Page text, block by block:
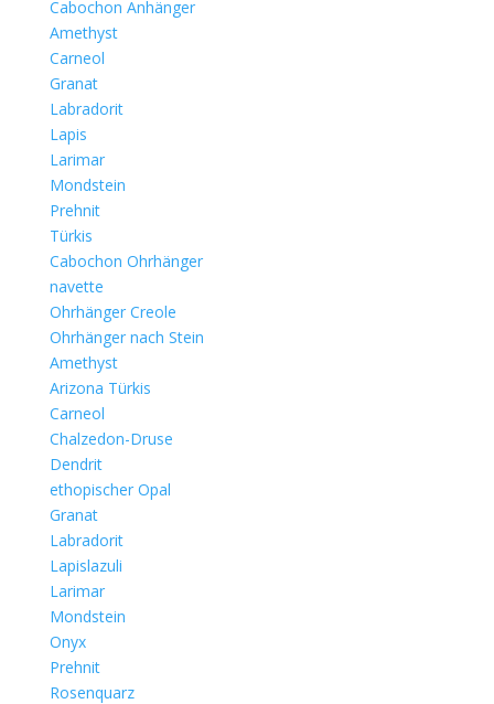
Cabochon Anhänger
Amethyst
Carneol
Granat
Labradorit
Lapis
Larimar
Mondstein
Prehnit
Türkis
Cabochon Ohrhänger
navette
Ohrhänger Creole
Ohrhänger nach Stein
Amethyst
Arizona Türkis
Carneol
Chalzedon-Druse
Dendrit
ethopischer Opal
Granat
Labradorit
Lapislazuli
Larimar
Mondstein
Onyx
Prehnit
Rosenquarz